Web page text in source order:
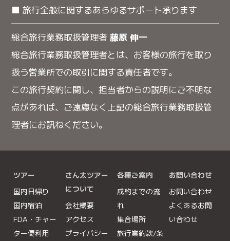
■ 旅行全般に関するあらゆるサポート承ります
総合旅行業務取扱管理者藤原 伸一
総合旅行業務取扱管理者とは、お客様の旅行を取り
扱う営業所での取引に関する責任者です。
この旅行契約に関し、担当者からの説明にご不明な
点があれば、ご遠慮なく上記の総合旅行業務取扱管
理者にお訊ねください。
ツアー
国内日帰り
国内宿泊
FDA・チャー
ター便利用
さん太ツアー
について
会社概要
アクセス
プライバシー
各種ご案内
成約までの流
れ
集合場所
旅行業約款/条
お問い合わせ
お問い合わせ
よくあるお問
い合わせ